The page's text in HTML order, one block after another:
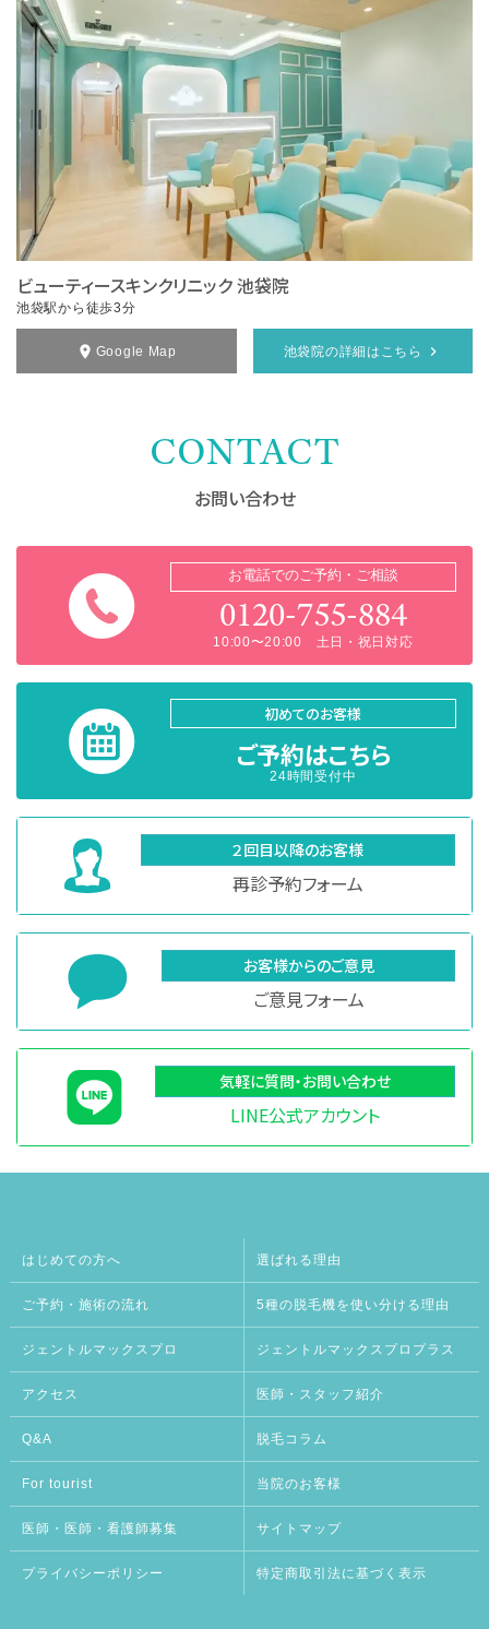
ビューティースキンクリニック 池袋院
池袋駅から徒歩3分
Google Map 池袋院の詳細はこちら
CONTACT
お問い合わせ
お電話でのご予約・ご相談
0120-755-884
10:00〜20:00 土日・祝日対応
初めてのお客様
ご予約はこちら
24時間受付中
２回目以降のお客様
再診予約フォーム
お客様からのご意見
ご意見フォーム
気軽に質問・お問い合わせ
LINE公式アカウント
はじめての方へ 選ばれる理由
ご予約・施術の流れ 5種の脱毛機を使い分ける理由
ジェントルマックスプロ ジェントルマックスプロプラス
アクセス 医師・スタッフ紹介
Q&A 脱毛コラム
For tourist 当院のお客様
医師・医師・看護師募集 サイトマップ
プライバシーポリシー 特定商取引法に基づく表示